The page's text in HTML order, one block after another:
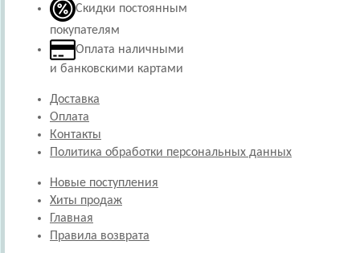
Скидки постоянным
покупателям
Оплата наличными
и банковскими картами
Доставка
Оплата
Контакты
Политика обработки персональных данных
Новые поступления
Хиты продаж
Главная
Правила возврата